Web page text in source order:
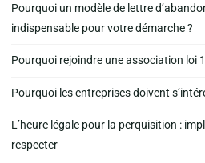
Pourquoi un modèle de lettre
indispensable pour votre démarche ?
Pourquoi rejoindre une association loi
Pourquoi les entreprises doivent
L’heure légale pour la perquisition :
respecter